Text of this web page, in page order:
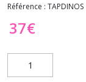
Référence : TAPDINOS
37€